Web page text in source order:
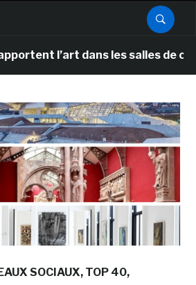
l’art dans les salles de classe
SOCIAUX TOP 40